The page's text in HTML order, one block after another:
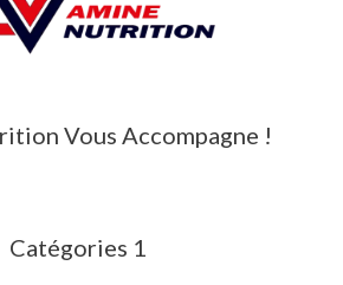
Vous Accompagne !
Catégories 1